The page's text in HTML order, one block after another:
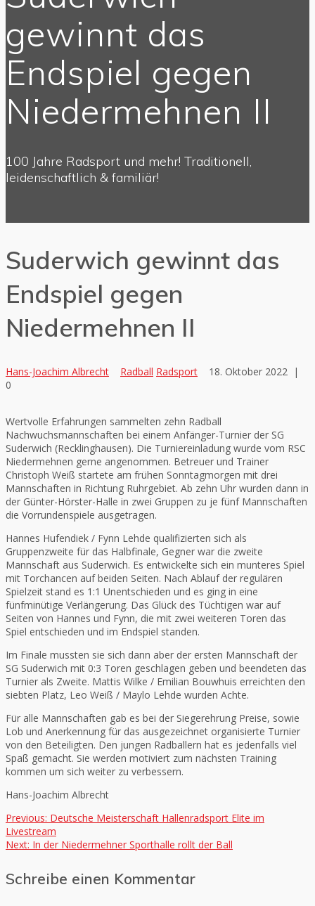
gewinnt das
Endspiel gegen
Niedermehnen II
100 Jahre Radsport und mehr! Traditionell,
leidenschaftlich & familiär!
Suderwich gewinnt das
Endspiel gegen
Niedermehnen II
Hans-Joachim Albrecht Radball Radsport 18. Oktober 2022 |
0
Wertvolle Erfahrungen sammelten zehn Radball
Nachwuchsmannschaften bei einem Anfänger-Turnier der SG
Suderwich (Recklinghausen). Die Turniereinladung wurde vom RSC
Niedermehnen gerne angenommen. Betreuer und Trainer
Christoph Weiß startete am frühen Sonntagmorgen mit drei
Mannschaften in Richtung Ruhrgebiet. Ab zehn Uhr wurden dann in
der Günter-Hörster-Halle in zwei Gruppen zu je fünf Mannschaften
die Vorrundenspiele ausgetragen.
Hannes Hufendiek / Fynn Lehde qualifizierten sich als
Gruppenzweite für das Halbfinale, Gegner war die zweite
Mannschaft aus Suderwich. Es entwickelte sich ein munteres Spiel
mit Torchancen auf beiden Seiten. Nach Ablauf der regulären
Spielzeit stand es 1:1 Unentschieden und es ging in eine
fünfminütige Verlängerung. Das Glück des Tüchtigen war auf
Seiten von Hannes und Fynn, die mit zwei weiteren Toren das
Spiel entschieden und im Endspiel standen.
Im Finale mussten sie sich dann aber der ersten Mannschaft der
SG Suderwich mit 0:3 Toren geschlagen geben und beendeten das
Turnier als Zweite. Mattis Wilke / Emilian Bouwhuis erreichten den
siebten Platz, Leo Weiß / Maylo Lehde wurden Achte.
Für alle Mannschaften gab es bei der Siegerehrung Preise, sowie
Lob und Anerkennung für das ausgezeichnet organisierte Turnier
von den Beteiligten. Den jungen Radballern hat es jedenfalls viel
Spaß gemacht. Sie werden motiviert zum nächsten Training
kommen um sich weiter zu verbessern.
Hans-Joachim Albrecht
Beitragsnavigation
Previous: Previous
post:
Deutsche Meisterschaft Hallenradsport Elite im
Livestream
Next: Next
In der Niedermehner Sporthalle rollt der Ball
Schreibe einen Kommentar